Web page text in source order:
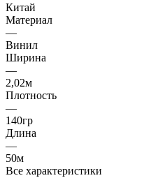
Китай
Материал
—
Винил
Ширина
—
2,02м
Плотность
—
140гр
Длина
—
50м
Все характеристики